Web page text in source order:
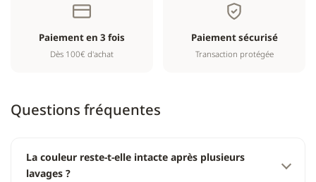
Paiement en 3 fois
Dès 100€ d'achat
Paiement sécurisé
Transaction protégée
Questions fréquentes
La couleur reste-t-elle intacte après plusieurs
lavages ?